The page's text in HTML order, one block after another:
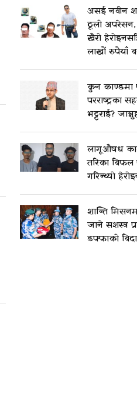
असई नवीन
ठूलो
खैरो
लाखौं रुपैयाँ
कुन काण्डमा
परराष्ट्रका
भट्टराई?
लागूऔषध
तरिका बिफल
गरिन्थ्यो
शान्ति
जाने सशस्त्र
डफ्फाको